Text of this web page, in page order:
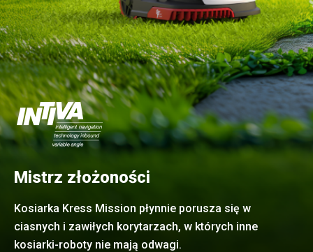
Mistrz złożoności
Kosiarka Kress Mission płynnie porusza się w
ciasnych i zawiłych korytarzach, w których inne
kosiarki-roboty nie mają odwagi.